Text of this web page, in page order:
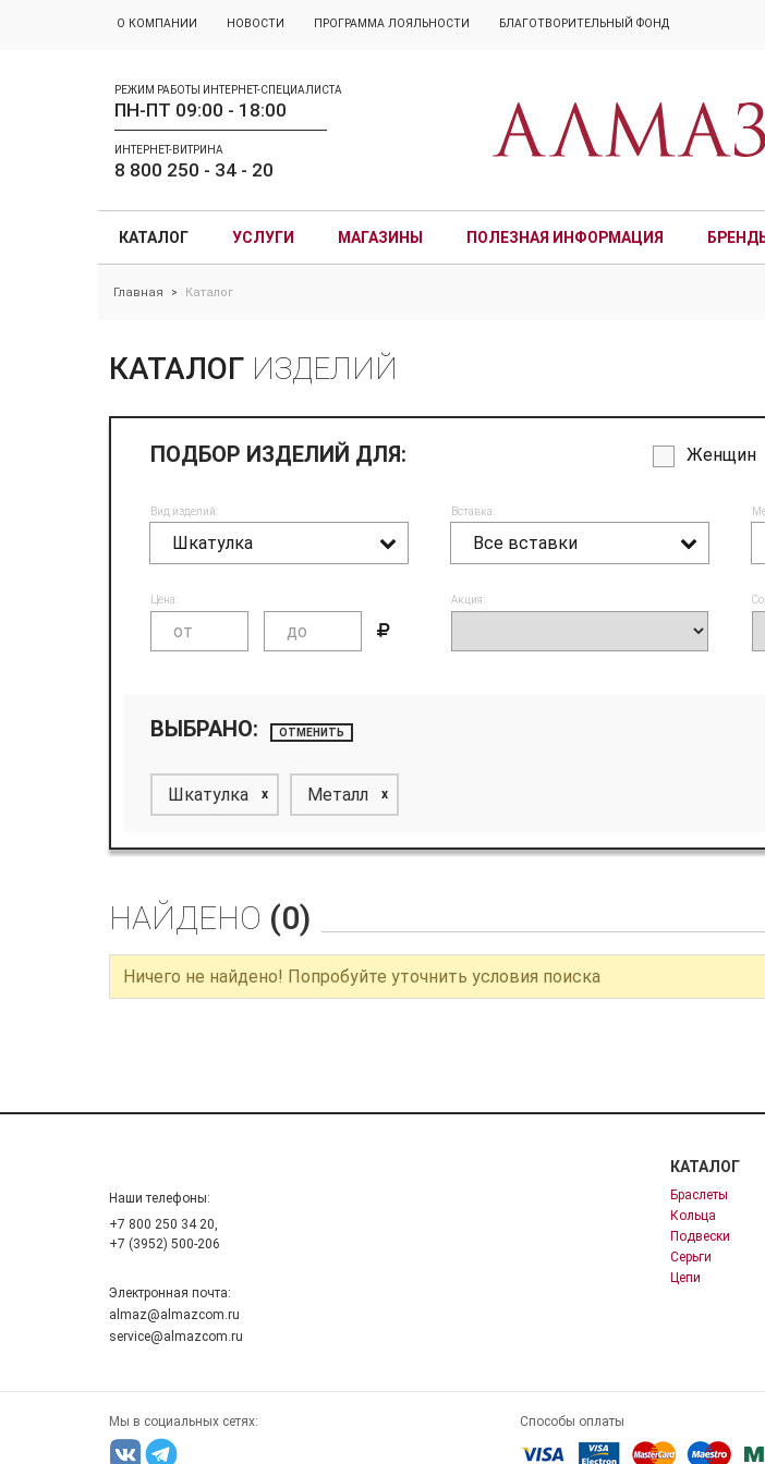
О КОМПАНИИ НОВОСТИ ПРОГРАММА ЛОЯЛЬНОСТИ БЛАГОТВОРИТЕЛЬНЫЙ ФОНД
РЕЖИМ РАБОТЫ ИНТЕРНЕТ-СПЕЦИАЛИСТА
ПН-ПТ 09:00 - 18:00
ИНТЕРНЕТ-ВИТРИНА
8 800 250 - 34 - 20
КАТАЛОГ УСЛУГИ МАГАЗИНЫ ПОЛЕЗНАЯ ИНФОРМАЦИЯ
Главная > Каталог
КАТАЛОГ ИЗДЕЛИЙ
ПОДБОР ИЗДЕЛИЙ ДЛЯ: Женщин
Вид изделий:
Шкатулка
Вставка:
Все вставки
Цена: Акция:
ВЫБРАНО: ОТМЕНИТЬ
Шкатулка x Металл x
НАЙДЕНО (0)
Ничего не найдено! Попробуйте уточнить условия поиска
Наши телефоны:
+7 800 250 34 20,
+7 (3952) 500-206
Электронная почта:
almaz@almazcom.ru
service@almazcom.ru
КАТАЛОГ
Браслеты
Кольца
Подвески
Серьги
Цепи
Мы в социальных сетях: Способы оплаты